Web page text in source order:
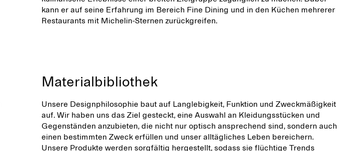
kann er auf seine Erfahrung im Bereich Fine Dining und in den Küchen mehrerer
Restaurants mit Michelin-Sternen zurückgreifen.
Materialbibliothek
Unsere Designphilosophie baut auf Langlebigkeit, Funktion und Zweckmäßigkeit
auf. Wir haben uns das Ziel gesteckt, eine Auswahl an Kleidungsstücken und
Gegenständen anzubieten, die nicht nur optisch ansprechend sind, sondern auch
einen bestimmten Zweck erfüllen und unser alltägliches Leben bereichern.
Unsere Produkte werden sorgfältig hergestellt, sodass sie flüchtige Trends